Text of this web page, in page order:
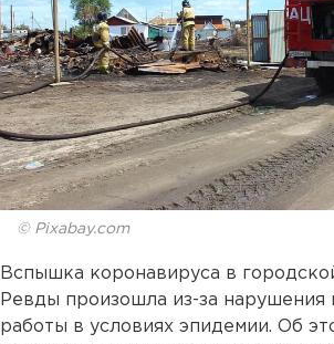
© Pixabay.com
Вспышка коронавируса в
Ревды произошла из-за нарушения
работы в условиях эпидемии. Об